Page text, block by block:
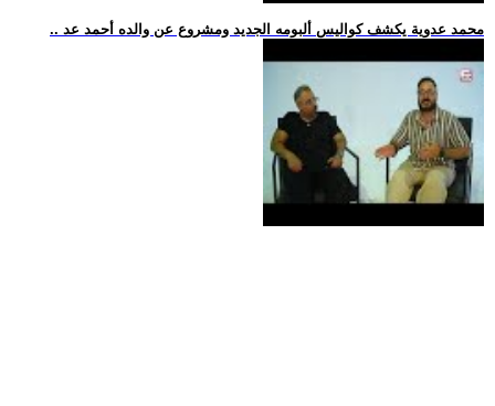
.. محمد عدوية يكشف كواليس ألبومه الجديد ومشروع عن والده أحمد عد